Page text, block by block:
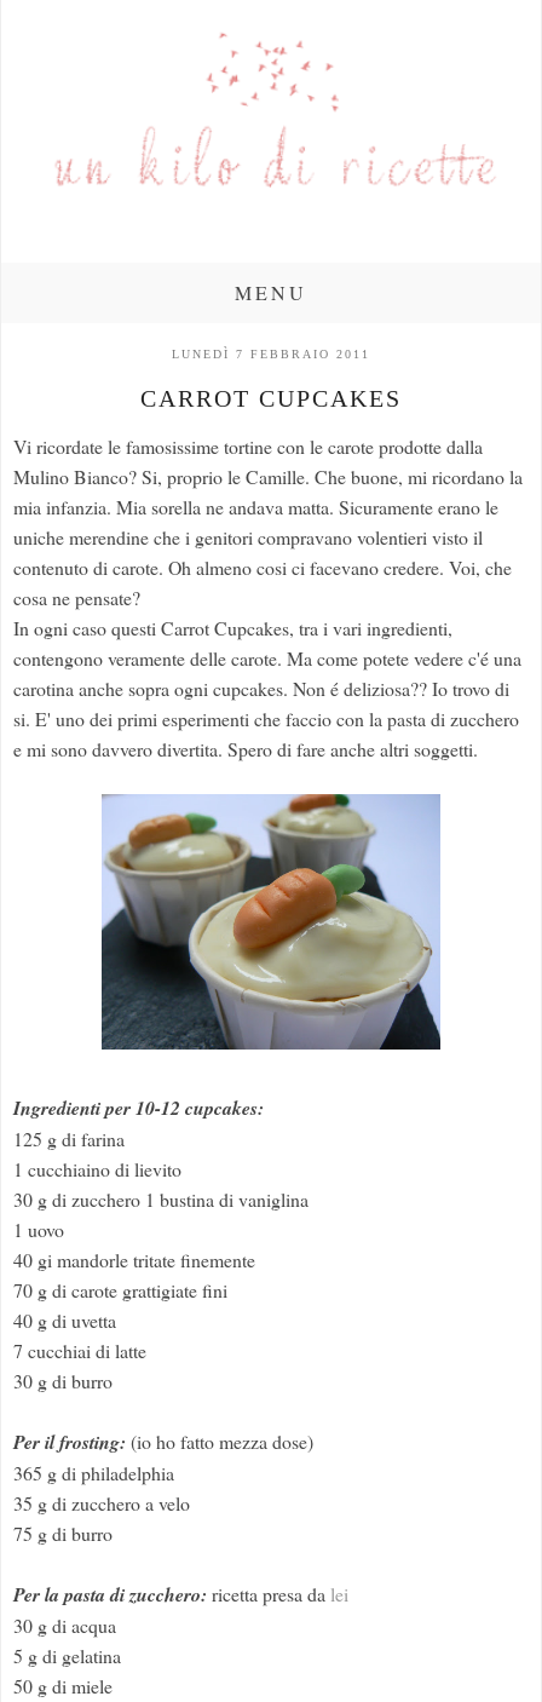
MENU
LUNEDÌ 7 FEBBRAIO 2011
CARROT CUPCAKES
Vi ricordate le famosissime tortine con le carote prodotte dalla
Mulino Bianco? Si, proprio le Camille. Che buone, mi ricordano la
mia infanzia. Mia sorella ne andava matta. Sicuramente erano le
uniche merendine che i genitori compravano volentieri visto il
contenuto di carote. Oh almeno cosi ci facevano credere. Voi, che
cosa ne pensate?
In ogni caso questi Carrot Cupcakes, tra i vari ingredienti,
contengono veramente delle carote. Ma come potete vedere c'é una
carotina anche sopra ogni cupcakes. Non é deliziosa?? Io trovo di
si. E' uno dei primi esperimenti che faccio con la pasta di zucchero
e mi sono davvero divertita. Spero di fare anche altri soggetti.
Ingredienti per 10-12 cupcakes:
125 g di farina
1 cucchiaino di lievito
30 g di zucchero 1 bustina di vaniglina
1 uovo
40 gi mandorle tritate finemente
70 g di carote grattigiate fini
40 g di uvetta
7 cucchiai di latte
30 g di burro
Per il frosting: (io ho fatto mezza dose)
365 g di philadelphia
35 g di zucchero a velo
75 g di burro
Per la pasta di zucchero: ricetta presa da lei
30 g di acqua
5 g di gelatina
50 g di miele